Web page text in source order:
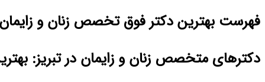
فهرست بهترین دکتر فوق تخصص زنان و زایمان
دکترهای متخصص زنان و زایمان در تبریز: